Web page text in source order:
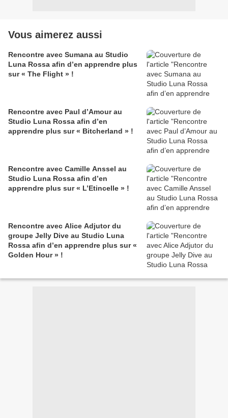
Vous aimerez aussi
Rencontre avec Sumana au Studio
Luna Rossa afin d’en apprendre plus
sur « The Flight » !
Rencontre avec Paul d’Amour au
Studio Luna Rossa afin d’en
apprendre plus sur « Bitcherland » !
Rencontre avec Camille Anssel au
Studio Luna Rossa afin d’en
apprendre plus sur « L’Etincelle » !
Rencontre avec Alice Adjutor du
groupe Jelly Dive au Studio Luna
Rossa afin d’en apprendre plus sur «
Golden Hour » !